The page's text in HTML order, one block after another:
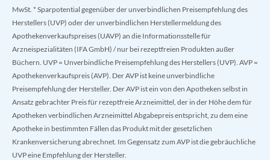
MwSt. * Sparpotential gegenüber der unverbindlichen Preisempfehlung des
Herstellers (UVP) oder der unverbindlichen Herstellermeldung des
Apothekenverkaufspreises (UAVP) an die Informationsstelle für
Arzneispezialitäten (IFA GmbH) / nur bei rezeptfreien Produkten außer
Büchern. UVP = Unverbindliche Preisempfehlung des Herstellers (UVP). AVP =
Apothekenverkaufspreis (AVP). Der AVP ist keine unverbindliche
Preisempfehlung der Hersteller. Der AVP ist ein von den Apotheken selbst in
Ansatz gebrachter Preis für rezeptfreie Arzneimittel, der in der Höhe dem für
Apotheken verbindlichen Arzneimittel Abgabepreis entspricht, zu dem eine
Apotheke in bestimmten Fällen das Produkt mit der gesetzlichen
Krankenversicherung abrechnet. Im Gegensatz zum AVP ist die gebräuchliche
UVP eine Empfehlung der Hersteller.